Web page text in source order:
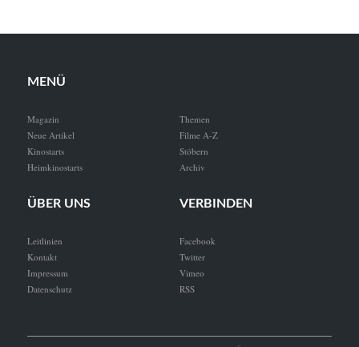
MENÜ
Magazin
Neue Artikel
Kinostarts
Heimkinostarts
Themen
Filme A-Z
Stöbern
Archiv
ÜBER UNS
Leitlinien
Kontakt
Impressum
Datenschutz
VERBINDEN
Facebook
Twitter
Vimeo
RSS